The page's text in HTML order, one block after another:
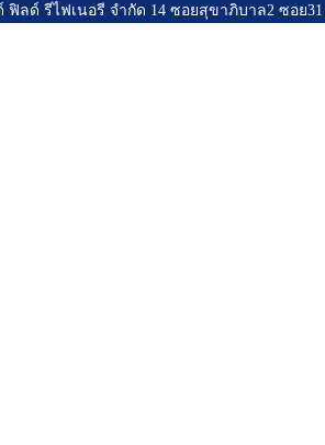
ฟิลด์ รีไฟเนอรี จำกัด 14 ซอยสุขาภิบาล2 ซอย31